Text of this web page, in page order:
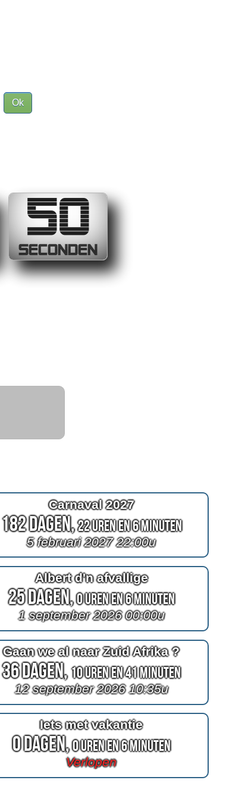
Ok
50
SECONDEN
Carnaval 2027
182 Dagen,22 Uren en 6 Minuten
5 februari 2027 22:00u
Albert d'n afvallige
25 Dagen,0 Uren en 6 Minuten
1 september 2026 00:00u
Gaan we al naar Zuid Afrika ?
36 Dagen,10 Uren en 41 Minuten
12 september 2026 10:35u
Iets met vakantie
0 Dagen,0 Uren en 6 Minuten
Verlopen